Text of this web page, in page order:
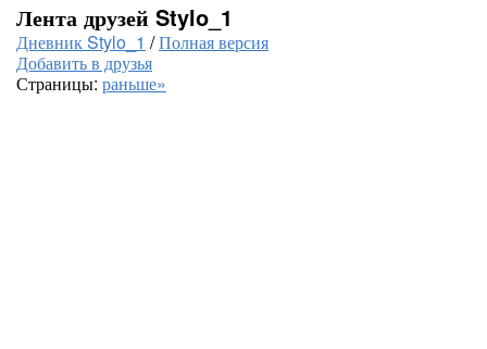
Лента друзей Stylo_1
Дневник Stylo_1 /Полная версия
Добавить в друзья
Страницы: раньше»